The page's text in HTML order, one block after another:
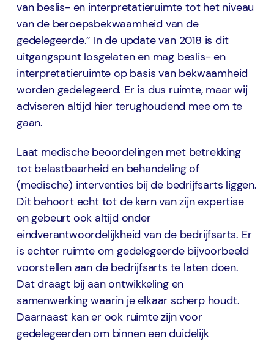
van beslis- en interpretatieruimte tot het niveau
van de beroepsbekwaamheid van de
gedelegeerde.” In de update van 2018 is dit
uitgangspunt losgelaten en mag beslis- en
interpretatieruimte op basis van bekwaamheid
worden gedelegeerd. Er is dus ruimte, maar wij
adviseren altijd hier terughoudend mee om te
gaan.
Laat medische beoordelingen met betrekking
tot belastbaarheid en behandeling of
(medische) interventies bij de bedrijfsarts liggen.
Dit behoort echt tot de kern van zijn expertise
en gebeurt ook altijd onder
eindverantwoordelijkheid van de bedrijfsarts. Er
is echter ruimte om gedelegeerde bijvoorbeeld
voorstellen aan de bedrijfsarts te laten doen.
Dat draagt bij aan ontwikkeling en
samenwerking waarin je elkaar scherp houdt.
Daarnaast kan er ook ruimte zijn voor
gedelegeerden om binnen een duidelijk